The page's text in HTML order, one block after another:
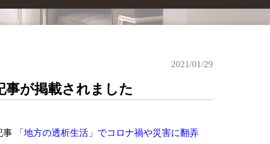
が掲載されました
2021/01/29
事
「地方の透析生活」でコロナ禍や災害に翻弄